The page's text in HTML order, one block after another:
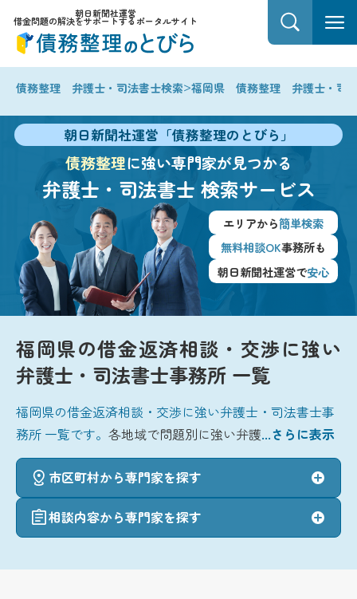
朝日新聞社運営
借金問題の解決をサポートするポータルサイト
債務整理 弁護士・司法書士検索>福岡県 債務整理 弁護士・司
朝日新聞社運営「債務整理のとびら」
債務整理に強い専門家が見つかる
弁護士・司法書士 検索サービス
エリアから簡単検索
無料相談OK事務所も
朝日新聞社運営で安心
福岡県の借金返済相談・交渉に強い
弁護士・司法書士事務所 一覧
福岡県の借金返済相談・交渉に強い弁護士・司法書士事
務所 一覧です。各地域で問題別に強い弁護...さらに表示
市区町村から専門家を探す
相談内容から専門家を探す